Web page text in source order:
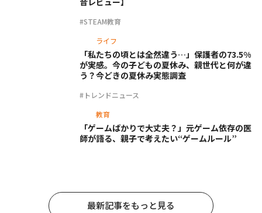
#STEAM教育
ライフ
#トレンドニュース
「私たちの頃とは全然違う…」保護者の73.5%
が実感。今の子どもの夏休み、親世代と何が違
う？今どきの夏休み実態調査
教育
「ゲームばかりで大丈夫？」元ゲーム依存の医
師が語る、親子で考えたい“ゲームルール”
最新記事をもっと見る